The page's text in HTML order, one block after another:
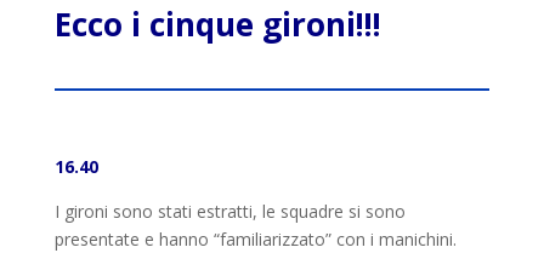
Ecco i cinque gironi!!!
16.40
I gironi sono stati estratti, le squadre si sono
presentate e hanno “familiarizzato” con i manichini.